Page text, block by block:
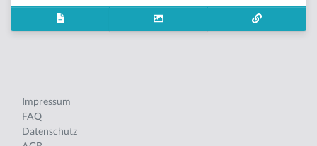
Impressum
FAQ
Datenschutz